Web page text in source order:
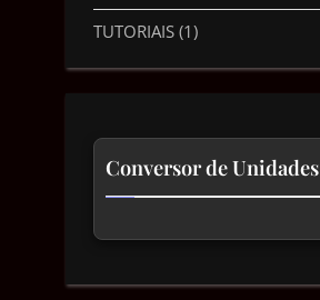
TUTORIAIS (1)
Conversor de Unidades
Comprimento